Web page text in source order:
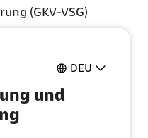
DEU
und
(GKV-VSG)
ärztlich
Der
das
frühzeitig steuern
in den